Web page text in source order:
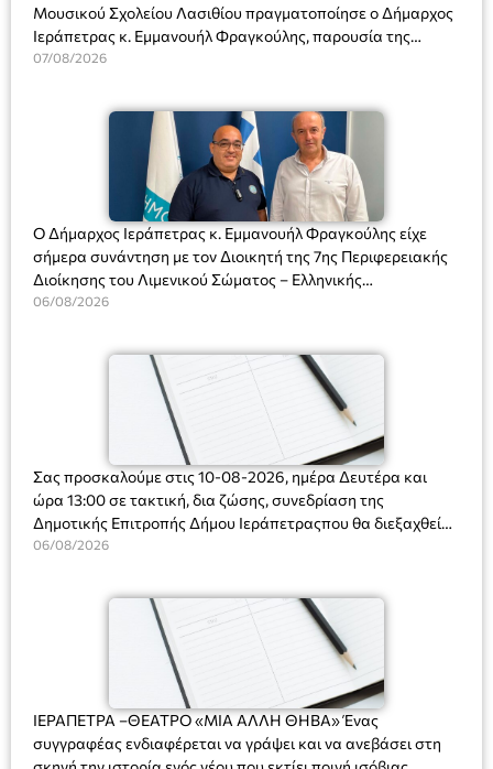
Μουσικού Σχολείου Λασιθίου πραγματοποίησε ο Δήμαρχος
Ιεράπετρας κ. Εμμανουήλ Φραγκούλης, παρουσία της
Διευθύντριας του σχολείου κας Μαριάννας Χαΐτα.
07/08/2026
Ο Δήμαρχος Ιεράπετρας κ. Εμμανουήλ Φραγκούλης είχε
σήμερα συνάντηση με τον Διοικητή της 7ης Περιφερειακής
Διοίκησης του Λιμενικού Σώματος – Ελληνικής
Ακτοφυλακής (Λ.Σ.-ΕΛ.ΑΚΤ.), Αρχιπλοίαρχο Λ.Σ. κ. Ιωάννη
06/08/2026
Σας προσκαλούμε στις 10-08-2026, ημέρα Δευτέρα και
ώρα 13:00 σε τακτική, δια ζώσης, συνεδρίαση της
Δημοτικής Επιτροπής Δήμου Ιεράπετραςπου θα διεξαχθεί
στο Δημοτικό Κατάστημα, Δημοκρατίας 31 στην αίθουσα
και λήψη αποφάσεων στα παρακάτω θέματα:
06/08/2026
ΙΕΡΑΠΕΤΡΑ –ΘΕΑΤΡΟ «ΜΙΑ ΑΛΛΗ ΘΗΒΑ» Ένας
συγγραφέας ενδιαφέρεται να γράψει και να ανεβάσει στη